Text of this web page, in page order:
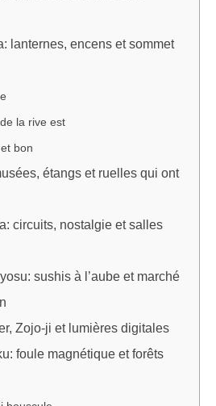
lanternes, encens et sommet
la rive est
bon
étangs et ruelles qui ont
circuits, nostalgie et salles
sushis à l’aube et marché
Zojo-ji et lumières digitales
foule magnétique et forêts